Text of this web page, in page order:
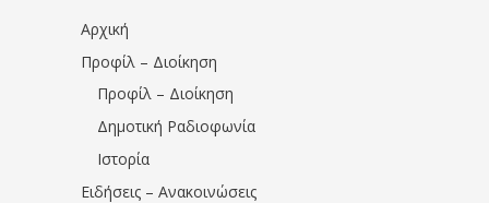
Αρχική
Προφίλ – Διοίκηση
Προφίλ – Διοίκηση
Δημοτική Ραδιοφωνία
Ιστορία
Ειδήσεις – Ανακοινώσεις